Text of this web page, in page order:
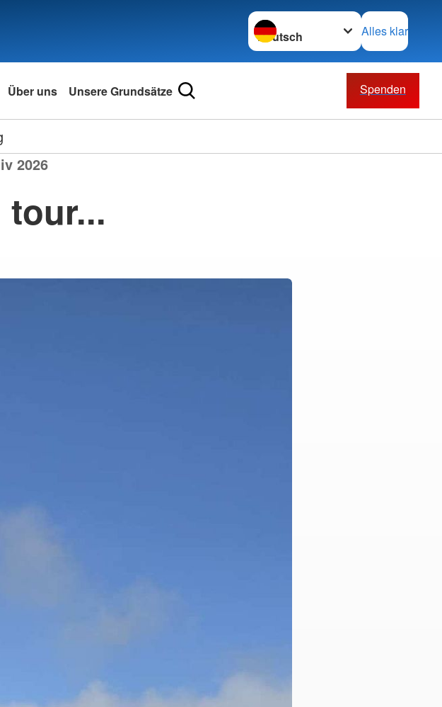
Sprache wechseln zu
Alles klar
Über uns Unsere Grundsätze Spenden
2026